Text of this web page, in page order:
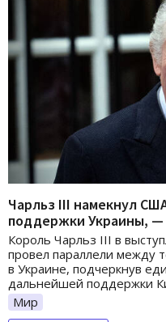
Чарльз III намекнул
поддержки Украины,
Король Чарльз III в
провел параллели между
в Украине, подчеркнув
дальнейшей поддержки
Мир